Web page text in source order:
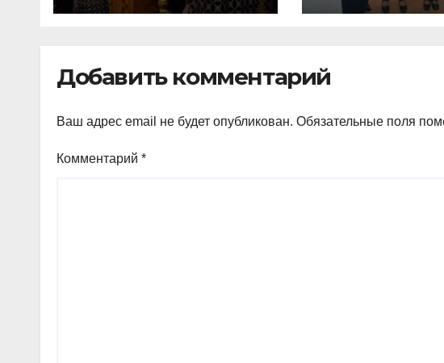
Свято-Никольском
отделения
Добавить комментарий
Ваш адрес email не будет опубликован. Обязательные поля
Комментарий *